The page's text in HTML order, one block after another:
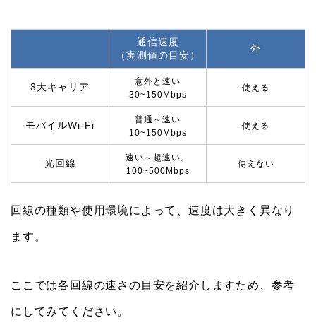
通信速度
（実測値の目安）
外
3大キャリア
意外と速い
30~150Mbps
使える
モバイルWi-Fi
普通～速い
10~150Mbps
使える
光回線
速い～超速い。
100~500Mbps
使えない
回線の種類や使用環境によって、速度は大きく異なり
ます。
ここでは各回線の速さの目安を紹介しますため、参考
にしてみてください。